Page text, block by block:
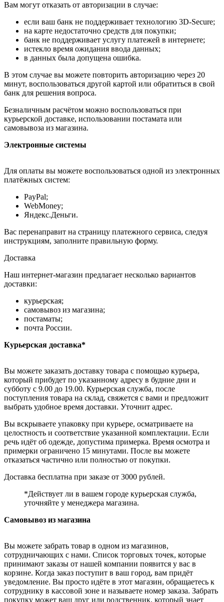
Вам могут отказать от авторизации в случае:
если ваш банк не поддерживает технологию 3D-Secure;
на карте недостаточно средств для покупки;
банк не поддерживает услугу платежей в интернете;
истекло время ожидания ввода данных;
в данных была допущена ошибка.
В этом случае вы можете повторить авторизацию через 20
минут, воспользоваться другой картой или обратиться в свой
банк для решения вопроса.
Безналичным расчётом можно воспользоваться при
курьерской доставке, использовании постамата или
самовывоза из магазина.
Электронные системы
Для оплаты вы можете воспользоваться одной из электронных
платёжных систем:
PayPal;
WebMoney;
Яндекс.Деньги.
Вас перенаправит на страницу платежного сервиса, следуя
инструкциям, заполните правильную форму.
Доставка
Наш интернет-магазин предлагает несколько вариантов
доставки:
курьерская;
самовывоз из магазина;
постаматы;
почта России.
Курьерская доставка*
Вы можете заказать доставку товара с помощью курьера,
который прибудет по указанному адресу в будние дни и
субботу с 9.00 до 19.00. Курьерская служба, после
поступления товара на склад, свяжется с вами и предложит
выбрать удобное время доставки. Уточнит адрес.
Вы вскрываете упаковку при курьере, осматриваете на
целостность и соответствие указанной комплектации. Если
речь идёт об одежде, допустима примерка. Время осмотра и
примерки ограничено 15 минутами. После вы можете
отказаться частично или полностью от покупки.
Доставка бесплатна при заказе от 3000 рублей.
*Действует ли в вашем городе курьерская служба,
уточняйте у менеджера магазина.
Самовывоз из магазина
Вы можете забрать товар в одном из магазинов,
сотрудничающих с нами. Список торговых точек, которые
принимают заказы от нашей компании появится у вас в
корзине. Когда заказ поступит в ваш город, вам придёт
уведомление. Вы просто идёте в этот магазин, обращаетесь к
сотруднику в кассовой зоне и называете номер заказа. Забрать
покупку может ваш друг или родственник, который знает